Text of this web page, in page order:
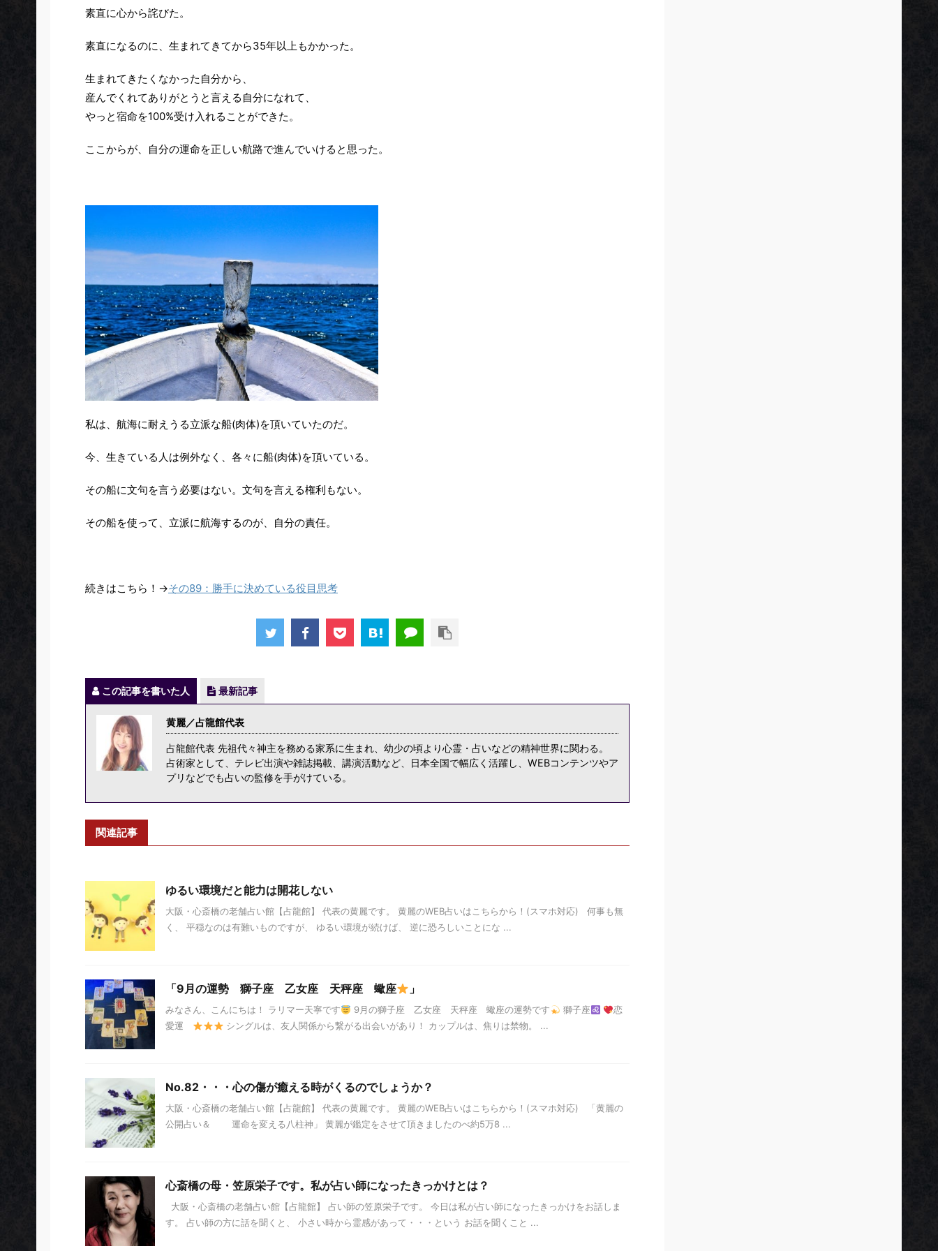
素直に心から詫びた。
素直になるのに、生まれてきてから35年以上もかかった。
生まれてきたくなかった自分から、
産んでくれてありがとうと言える自分になれて、
やっと宿命を100%受け入れることができた。
ここからが、自分の運命を正しい航路で進んでいけると思った。
私は、航海に耐えうる立派な船(肉体)を頂いていたのだ。
今、生きている人は例外なく、各々に船(肉体)を頂いている。
その船に文句を言う必要はない。文句を言える権利もない。
その船を使って、立派に航海するのが、自分の責任。
続きはこちら！→その89：勝手に決めている役目思考
この記事を書いた人 最新記事
黄麗／占龍館代表
占龍館代表 先祖代々神主を務める家系に生まれ、幼少の頃より心霊・占いなどの精神世界に関わる。
占術家として、テレビ出演や雑誌掲載、講演活動など、日本全国で幅広く活躍し、WEBコンテンツやア
プリなどでも占いの監修を手がけている。
関連記事
ゆるい環境だと能力は開花しない
大阪・心斎橋の老舗占い館【占龍館】 代表の黄麗です。 黄麗のWEB占いはこちらから！(スマホ対応) 何事も無
く、 平穏なのは有難いものですが、 ゆるい環境が続けば、 逆に恐ろしいことにな ...
「9月の運勢 獅子座 乙女座 天秤座 蠍座 」
みなさん、こんにちは！ ラリマー天寧です 9月の獅子座 乙女座 天秤座 蠍座の運勢です 獅子座
恋
愛運
シングルは、友人関係から繋がる出会いがあり！ カップルは、焦りは禁物。 ...
No.82・・・心の傷が癒える時がくるのでしょうか？
大阪・心斎橋の老舗占い館【占龍館】 代表の黄麗です。 黄麗のWEB占いはこちらから！(スマホ対応) 「黄麗の
公開占い＆ 運命を変える八柱神」 黄麗が鑑定をさせて頂きましたのべ約5万8 ...
心斎橋の母・笠原栄子です。私が占い師になったきっかけとは？
大阪・心斎橋の老舗占い館【占龍館】 占い師の笠原栄子です。 今日は私が占い師になったきっかけをお話しま
す。 占い師の方に話を聞くと、 小さい時から霊感があって・・・という お話を聞くこと ...